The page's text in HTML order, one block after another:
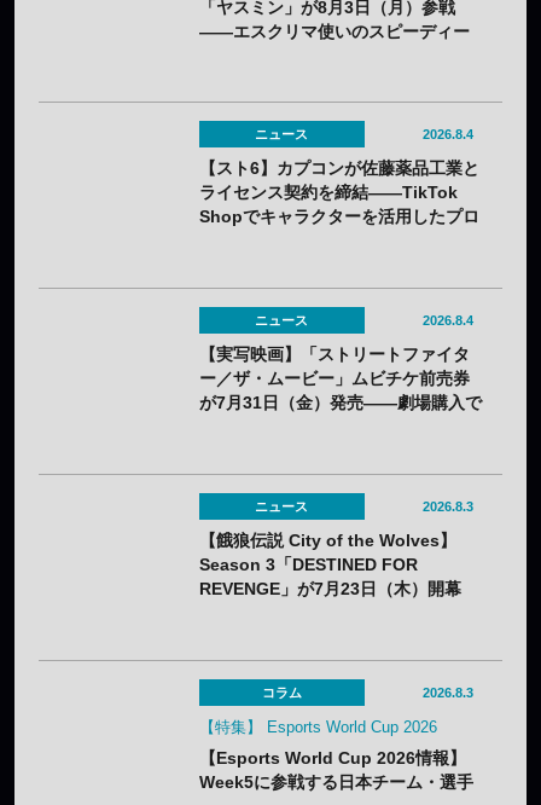
「ヤスミン」が8月3日（月）参戦
——エスクリマ使いのスピーディー
ニュース 2026.8.4
【スト6】カプコンが佐藤薬品工業と
ライセンス契約を締結——TikTok
Shopでキャラクターを活用したプロ
ニュース 2026.8.4
【実写映画】「ストリートファイタ
ー／ザ・ムービー」ムビチケ前売券
が7月31日（金）発売——劇場購入で
ニュース 2026.8.3
【餓狼伝説 City of the Wolves】
Season 3「DESTINED FOR
REVENGE」が7月23日（木）開幕
コラム 2026.8.3
【特集】 Esports World Cup 2026
【Esports World Cup 2026情報】
Week5に参戦する日本チーム・選手